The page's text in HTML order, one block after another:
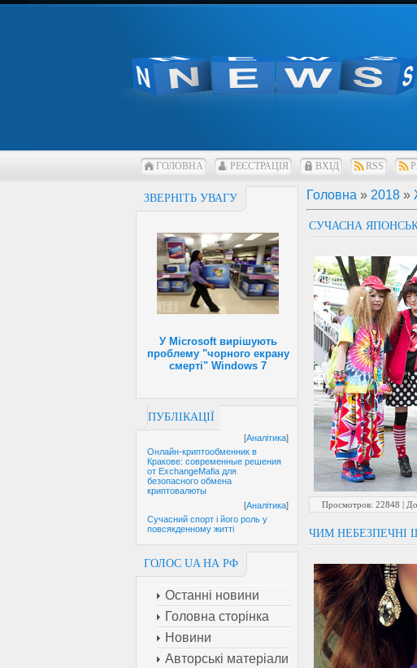
ГОЛОВНА РЕЄСТРАЦІЯ ВХІД RSS
ЗВЕРНІТЬ УВАГУ
У Microsoft вирішують
проблему "чорного екрану
смерті" Windows 7
ПУБЛІКАЦІЇ
[Аналітика]
Онлайн-криптообменник в
Кракове: современные решения
от ExchangeMafia для
безопасного обмена
криптовалюты
[Аналітика]
Сучасний спорт і його роль у
повсякденному житті
ГОЛОС UA НА РФ
Останні новини
Головна сторінка
Новини
Авторські матеріали
Головна » 2018 »
СУЧАСНА
Просмотров: 22848 |
ЧИМ НЕБЕЗПЕЧНІ